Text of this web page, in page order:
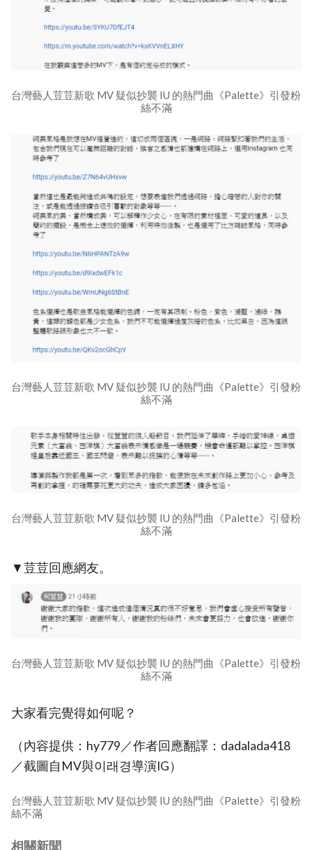
台灣藝人荳荳新歌 MV 疑似抄襲 IU 的熱門曲《Palette》引發粉
絲不滿
台灣藝人荳荳新歌 MV 疑似抄襲 IU 的熱門曲《Palette》引發粉
絲不滿
台灣藝人荳荳新歌 MV 疑似抄襲 IU 的熱門曲《Palette》引發粉
絲不滿
▼荳荳回應網友。
台灣藝人荳荳新歌 MV 疑似抄襲 IU 的熱門曲《Palette》引發粉
絲不滿
大家看完覺得如何呢？
（內容提供：hy779／作者回應翻譯：dadalada418
／截圖自MV與이래경導演IG）
台灣藝人荳荳新歌 MV 疑似抄襲 IU 的熱門曲《Palette》引發粉
絲不滿
相關新聞